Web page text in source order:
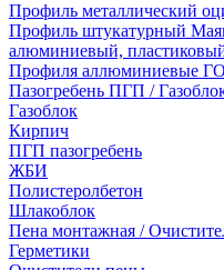
Профиль металлический
Профиль штукатурный
алюминиевый,
Профиля аллюминиевые
Пазогребень ПГП /
Газоблок
Кирпич
ПГП пазогребень
ЖБИ
Полистеролбетон
Шлакоблок
Пена монтажная /
Герметики